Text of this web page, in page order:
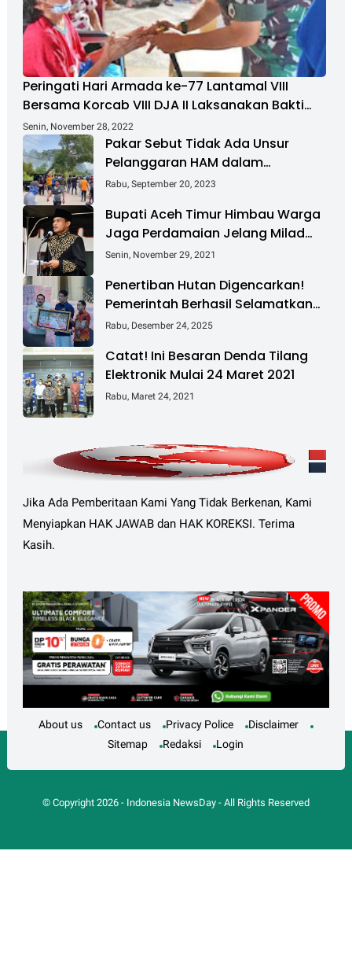
Peringati Hari Armada ke-77 Lantamal VIII
Bersama Korcab VIII DJA II Laksanakan Bakti
Sosial
Senin, November 28, 2022
Pakar Sebut Tidak Ada Unsur
Pelanggaran HAM dalam
Penanganan Masalah Pulau
Rabu, September 20, 2023
Bupati Aceh Timur Himbau Warga
Jaga Perdamaian Jelang Milad
GAM Ke-45
Senin, November 29, 2021
Penertiban Hutan Digencarkan!
Pemerintah Berhasil Selamatkan
Rp 6 T dan Kuasai Kembali 4 Juta
Rabu, Desember 24, 2025
Catat! Ini Besaran Denda Tilang
Elektronik Mulai 24 Maret 2021
Rabu, Maret 24, 2021
Jika Ada Pemberitaan Kami Yang Tidak Berkenan, Kami
Menyiapkan HAK JAWAB dan HAK KOREKSI. Terima
Kasih.
About us Contact us Privacy Police
Disclaimer
Sitemap
Redaksi Login
© Copyright 2026- Indonesia NewsDay- All Rights Reserved